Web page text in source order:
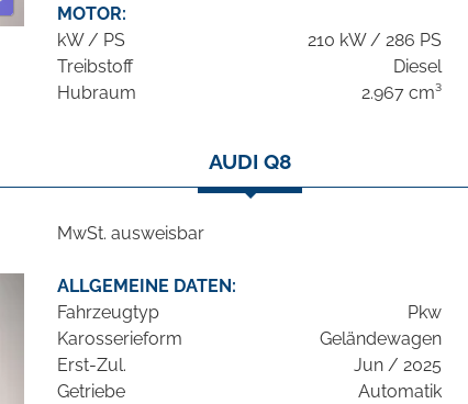
MOTOR:
kW / PS
210 kW / 286 PS
Treibstoff
Diesel
Hubraum
2.967 cm³
AUDI Q8
MwSt. ausweisbar
ALLGEMEINE DATEN:
Fahrzeugtyp
Pkw
Karosserieform
Geländewagen
Erst-Zul.
Jun / 2025
Getriebe
Automatik